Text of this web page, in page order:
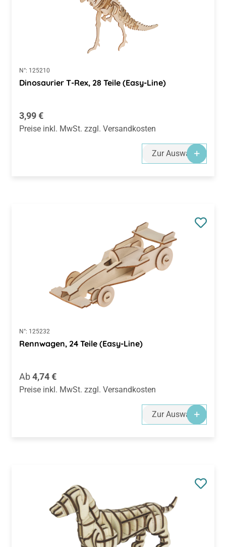
N°: 125210
Dinosaurier T-Rex, 28 Teile (Easy-Line)
Regulärer Preis:
3,99 €
Preise inkl. MwSt. zzgl. Versandkosten
Zur Auswahl
N°: 125232
Rennwagen, 24 Teile (Easy-Line)
Regulärer Preis:
Ab4,74 €
Preise inkl. MwSt. zzgl. Versandkosten
Zur Auswahl